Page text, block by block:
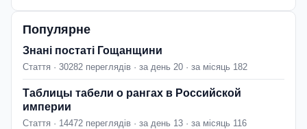
Популярне
Знані постаті Гощанщини
Стаття · 30282 переглядів · за день 20 · за місяць 182
Таблицы табели о рангах в Российской
империи
Стаття · 14472 переглядів · за день 13 · за місяць 116